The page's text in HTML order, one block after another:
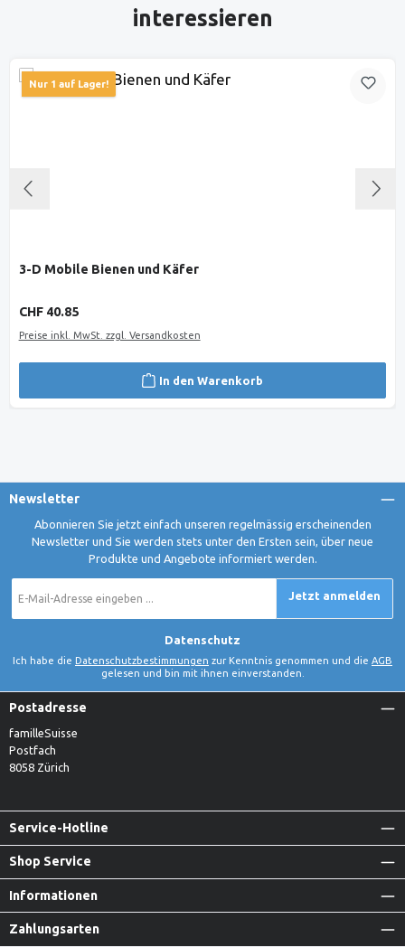
interessieren
Nur 1 auf Lager!
3-D Mobile Bienen und Käfer
Regulärer Preis:
CHF 40.85
Preise inkl. MwSt. zzgl. Versandkosten
In den Warenkorb
Newsletter
Abonnieren Sie jetzt einfach unseren regelmässig erscheinenden
Newsletter und Sie werden stets unter den Ersten sein, über neue
Produkte und Angebote informiert werden.
Mail-
Jetzt anmelden
Datenschutz
Ich habe die Datenschutzbestimmungen zur Kenntnis genommen und die AGB
gelesen und bin mit ihnen einverstanden.
Postadresse
familleSuisse
Postfach
8058 Zürich
Service-Hotline
Shop Service
Informationen
Zahlungsarten